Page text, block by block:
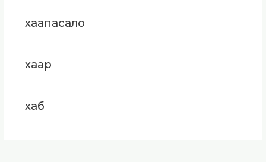
хаапасало
хаар
хаб